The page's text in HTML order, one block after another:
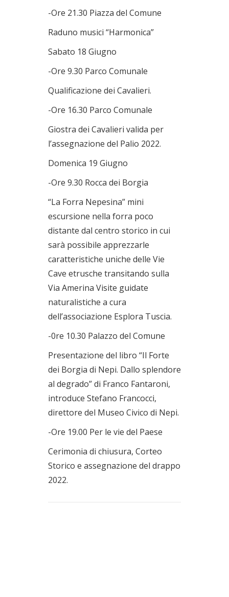
-Ore 21.30 Piazza del Comune
Raduno musici “Harmonica”
Sabato 18 Giugno
-Ore 9.30 Parco Comunale
Qualificazione dei Cavalieri.
-Ore 16.30 Parco Comunale
Giostra dei Cavalieri valida per
l’assegnazione del Palio 2022.
Domenica 19 Giugno
-Ore 9.30 Rocca dei Borgia
“La Forra Nepesina” mini
escursione nella forra poco
distante dal centro storico in cui
sarà possibile apprezzarle
caratteristiche uniche delle Vie
Cave etrusche transitando sulla
Via Amerina Visite guidate
naturalistiche a cura
dell’associazione Esplora Tuscia.
-0re 10.30 Palazzo del Comune
Presentazione del libro “Il Forte
dei Borgia di Nepi. Dallo splendore
al degrado” di Franco Fantaroni,
introduce Stefano Francocci,
direttore del Museo Civico di Nepi.
-Ore 19.00 Per le vie del Paese
Cerimonia di chiusura, Corteo
Storico e assegnazione del drappo
2022.